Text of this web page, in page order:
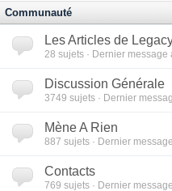
Communauté
Les Articles de
28 sujets · Dernier
Discussion Générale
3749 sujets · Dernier
Mène A Rien
887 sujets · Dernier
Contacts
769 sujets · Dernier